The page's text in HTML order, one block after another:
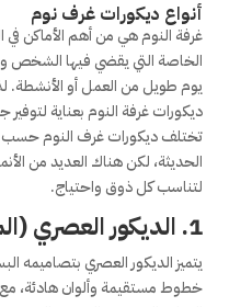
أنواع ديكورات غرف نوم
غرفة النوم هي من أهم الأماكن
الخاصة التي يقضي فيها الشخص
يوم طويل من العمل أو الأنشطة.
ديكورات غرفة النوم بعناية
تختلف ديكورات غرف النوم حسب
الحديثة، لكن هناك العديد من
لتناسب كل ذوق واحتياج.
1. الديكور العصري
يتميز الديكور العصري بتصاميمه
خطوط مستقيمة وألوان هادئة،